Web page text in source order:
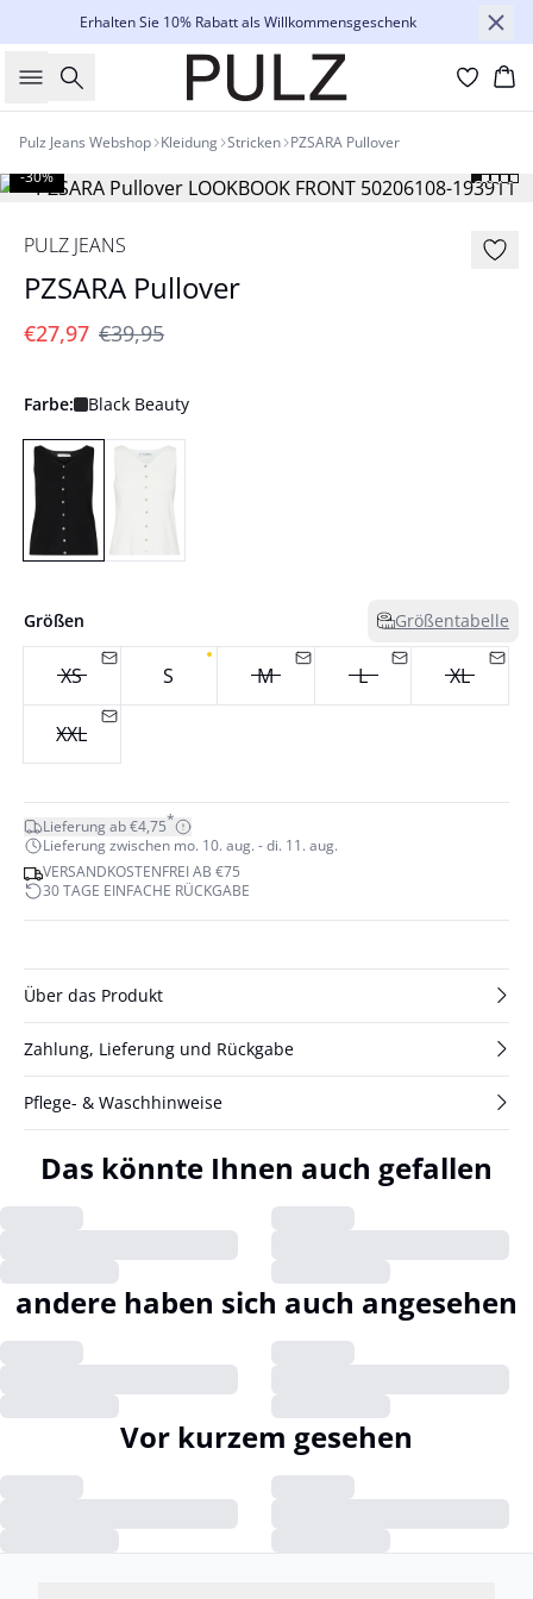
Erhalten Sie 10% Rabatt als Willkommensgeschenk
Suche
Pulz Jeans Webshop Kleidung Stricken PZSARA Pullover
-30%
PULZ JEANS
PZSARA Pullover
€27,97 €39,95
Farbe: Black Beauty
Größen Größentabelle
XS S M L XL
XXL
Lieferung ab €4,75*
Lieferung zwischen mo. 10. aug. - di. 11. aug.
VERSANDKOSTENFREI AB €75
30 TAGE EINFACHE RÜCKGABE
Über das Produkt
Zahlung, Lieferung und Rückgabe
Pflege- & Waschhinweise
Das könnte Ihnen auch gefallen
andere haben sich auch angesehen
Vor kurzem gesehen